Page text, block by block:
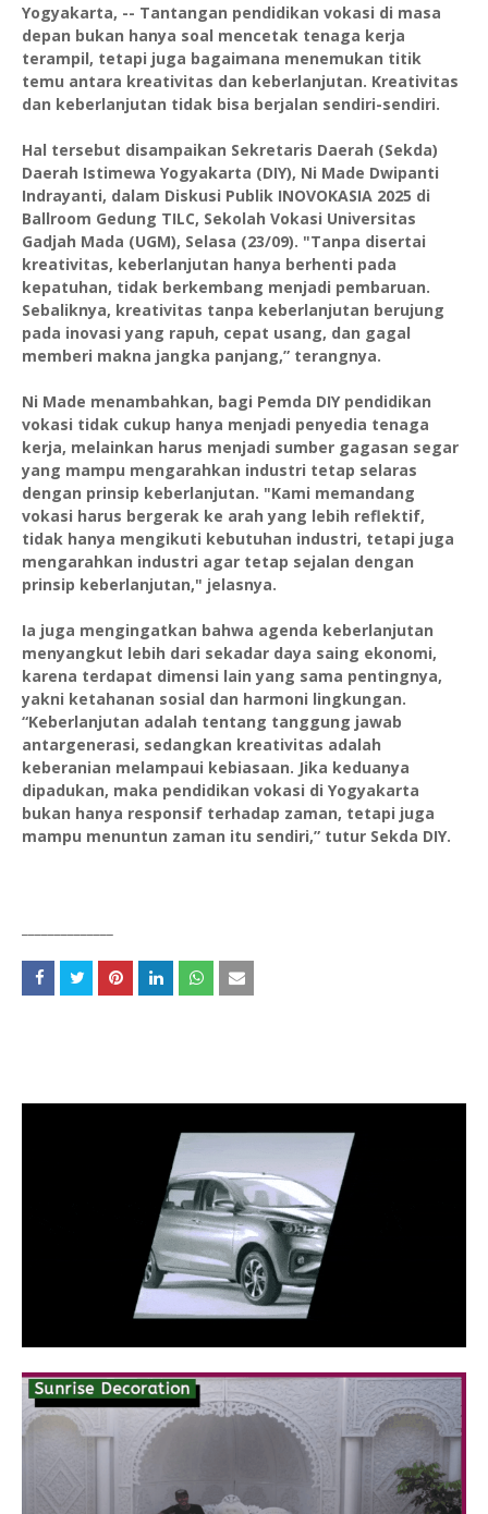
Yogyakarta, -- Tantangan pendidikan vokasi di masa
depan bukan hanya soal mencetak tenaga kerja
terampil, tetapi juga bagaimana menemukan titik
temu antara kreativitas dan keberlanjutan. Kreativitas
dan keberlanjutan tidak bisa berjalan sendiri-sendiri.
Hal tersebut disampaikan Sekretaris Daerah (Sekda)
Daerah Istimewa Yogyakarta (DIY), Ni Made Dwipanti
Indrayanti, dalam Diskusi Publik INOVOKASIA 2025 di
Ballroom Gedung TILC, Sekolah Vokasi Universitas
Gadjah Mada (UGM), Selasa (23/09). "Tanpa disertai
kreativitas, keberlanjutan hanya berhenti pada
kepatuhan, tidak berkembang menjadi pembaruan.
Sebaliknya, kreativitas tanpa keberlanjutan berujung
pada inovasi yang rapuh, cepat usang, dan gagal
memberi makna jangka panjang,” terangnya.
Ni Made menambahkan, bagi Pemda DIY pendidikan
vokasi tidak cukup hanya menjadi penyedia tenaga
kerja, melainkan harus menjadi sumber gagasan segar
yang mampu mengarahkan industri tetap selaras
dengan prinsip keberlanjutan. "Kami memandang
vokasi harus bergerak ke arah yang lebih reflektif,
tidak hanya mengikuti kebutuhan industri, tetapi juga
mengarahkan industri agar tetap sejalan dengan
prinsip keberlanjutan," jelasnya.
Ia juga mengingatkan bahwa agenda keberlanjutan
menyangkut lebih dari sekadar daya saing ekonomi,
karena terdapat dimensi lain yang sama pentingnya,
yakni ketahanan sosial dan harmoni lingkungan.
“Keberlanjutan adalah tentang tanggung jawab
antargenerasi, sedangkan kreativitas adalah
keberanian melampaui kebiasaan. Jika keduanya
dipadukan, maka pendidikan vokasi di Yogyakarta
bukan hanya responsif terhadap zaman, tetapi juga
mampu menuntun zaman itu sendiri,” tutur Sekda DIY.